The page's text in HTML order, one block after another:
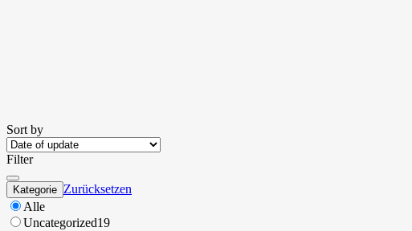
Sort by
Filter
Kategorie Zurücksetzen
Alle
Uncategorized19